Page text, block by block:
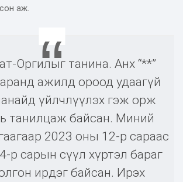
аж.
Оргилыг танина. Анх “**”
ажилд ороод удаагүй
үйлчлүүлэх гэж орж
танилцаж байсан. Миний
2023 оны 12-р сараас
р сарын сүүл хүртэл бараг
ирдэг байсан. Ирэх